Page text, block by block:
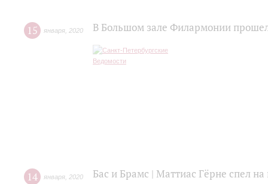
15 января 2020 В Большом зале Филармонии
14 января 2020 Бас и Брамс | Маттиас Гёрне спел